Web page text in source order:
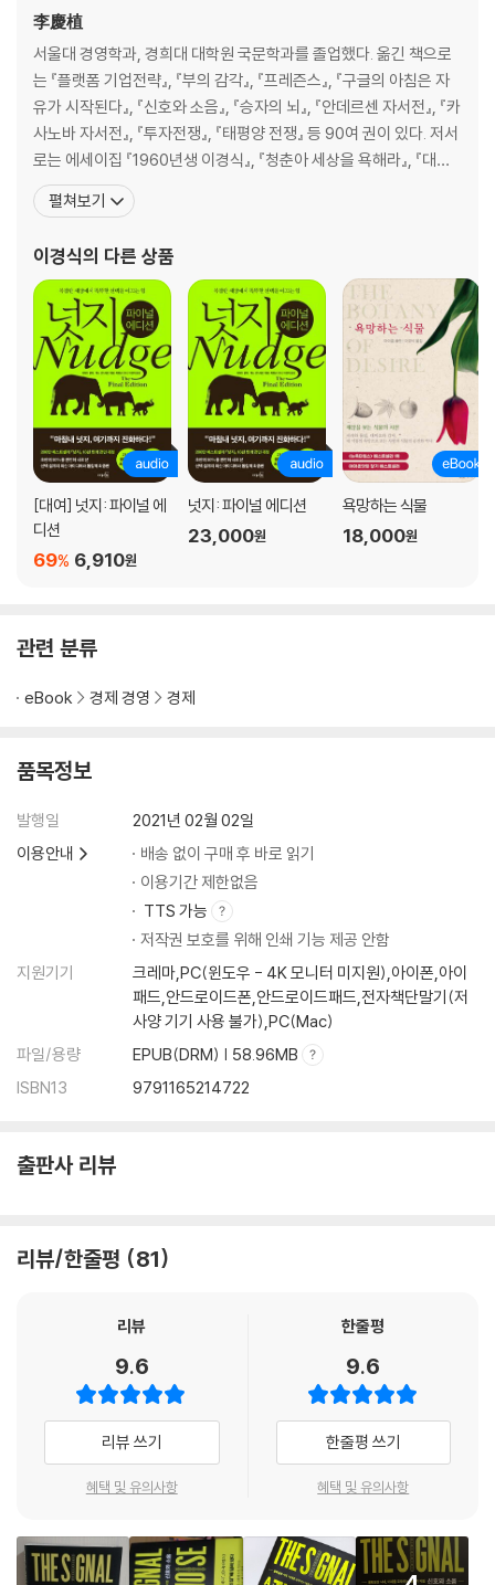
실패한 예측의 행진｜진퇴양난｜과적합에 주목하라｜동일본 대지진은
과적합의 대표 사례｜우리는 지진에 관해 어디까지 알 수 있을까｜신호와
소음이 빚어내는 아름다움｜과학은 언제나 시험 중이다
6. 경제 예측│불확실성, 변동성, 편향에 대처하는 법
불확실성에 관해 얘기해야 하는 이유｜경제학자들은 이성적인가?｜“그
누구도 단서를 가지고 있지 않습니다”｜인과관계 없는 상관관계｜경제
예측은 움직이는 표적을 맞히는 문제｜소음투성이 경제 데이터｜나비효
7. 전염병│모든 모델은 빗나가지만 몇몇 모델은 유용하다
‘신종플루 대실패’의 후속편인가?｜외삽이 위험해질 때｜자기충족적 예
측과 자기부정적 예측｜‘정교한’ 단순함｜심플루SimFlu｜예측이 빗나
갈 수밖에 없을 때 해야 할 일
Ⅲ. 예측의 질을 높여 미래를 포착하는 법
8. 베이즈 정리│조금씩 조금씩 덜 틀리는 법
이기는 도박꾼은 어떻게 베팅하는가｜토머스 베이즈의 별난 유산｜확률
과 진보｜베이즈 정리의 간단한 수학｜거짓 양성 문제｜빈도주의가 베이
즈주의를 반박하다｜맥락 없는 데이터는 무용지물이다｜베이즈주의 도
박사, 밥｜진리로 수렴하는 베이즈주의
루｜게임이 시작되다｜체스 선수의 딜레마: 폭이냐 깊이냐｜전략 대 전
드는 법｜버그일까, 비장의 무기일까?｜컴퓨터가 잘하는 것｜구글 검색
10. 포커│상대의 허풍을 간파하는 법
포커 드림의 시작｜패 읽기의 기술｜확률적으로 사고하라｜슈뢰딩거의
포커 거품의 경제학｜거품이 꺼지다｜운이냐 실력이냐｜착각의 늪｜우
리가 평정심을 잃는 이유｜결과보다 과정에 초점을 맞춰라
Ⅳ. 보이지 않는 손이 세상을 움직인다
11. 주식│개인이 결코 시장을 이길 수 없다면
웰컴 투 베이즈랜드｜베이즈주의의 ‘보이지 않는 손’｜예측시장: 힐러리
주식을 사고팔다｜집단 예측의 이점과 한계｜ 효율적 시장 가설의 기원
｜“과거의 수익률은 미래의 결과와 무관합니다”｜차트를 믿지 마세요｜
지 않을까｜가격은 옳지 않다｜소음 트레이더｜착시와 패턴｜인지적 지
름길｜질서와 무질서의 투쟁
인과관계를 찾아서｜온실효과는 존재한다｜“로켓공학처럼 복잡한 얘기
｜모든 기후학자들이 동의하는 것｜컴퓨터 예측 모델을 의심하다｜기후
과학과 복잡성｜모델은 얼마만큼 복잡해야 할까?｜기후 예측의 불확실
성 요소 세 가지｜관측과 기록｜‘뜨거운 여름’이 올 것입니다｜불확실성
은 예측의 본질이다｜‘지구냉각화’가 알려주는 것｜예측과 과학은 긴밀하
게 연결된다｜기온 기록에 관한 불편한 진실｜불확실성 추정이 필수인 또
한 가지 이유｜“우리는 길거리 패싸움 중입니다”｜과학과 정치 사이에서
13. 테러│진주만 공습과 9·11테러의 공통점
것’｜9·11테러는 ‘알려진 미지’였을까?｜엄청난 대규모 공격｜테러의 수
학: 멱법칙 분포｜테러를 정의하고 측정하다｜진도 9짜리 테러｜테러에
李慶植
서울대 경영학과, 경희대 대학원 국문학과를 졸업했다. 옮긴 책으로
는 『플랫폼 기업전략』, 『부의 감각』, 『프레즌스』, 『구글의 아침은 자
유가 시작된다』, 『신호와 소음』, 『승자의 뇌』, 『안데르센 자서전』, 『카
사노바 자서전』, 『투자전쟁』, 『태평양 전쟁』 등 90여 권이 있다. 저서
로는 에세이집 『1960년생 이경식』, 『청춘아 세상을 욕해라』, 『대한
민국 깡통경제학』, 『미쳐서 살고 정신 들어 죽다』, 『나는 아버지다』,
소설 『상인의 전쟁』, 평전 『이건희 스토리』 등이 있고, 영화 「개 같은
펼쳐보기
이경식의 다른 상품
[대여] 넛지: 파이널 에
디션
6,910원
69%
넛지: 파이널 에디션
23,000원
욕망하는 식물
18,000원
관련 분류
eBook 경제 경영 경제
품목정보
발행일
2021년 02월 02일
이용안내
배송 없이 구매 후 바로 읽기
이용기간 제한없음
TTS 가능
저작권 보호를 위해 인쇄 기능 제공 안함
지원기기
크레마,PC(윈도우 - 4K 모니터 미지원),아이폰,아이
패드,안드로이드폰,안드로이드패드,전자책단말기(저
사양 기기 사용 불가),PC(Mac)
파일/용량
EPUB(DRM) | 58.96MB
ISBN13
9791165214722
출판사 리뷰
리뷰/한줄평 81
리뷰
9.6
리뷰 쓰기
혜택 및 유의사항
한줄평
9.6
한줄평 쓰기
혜택 및 유의사항